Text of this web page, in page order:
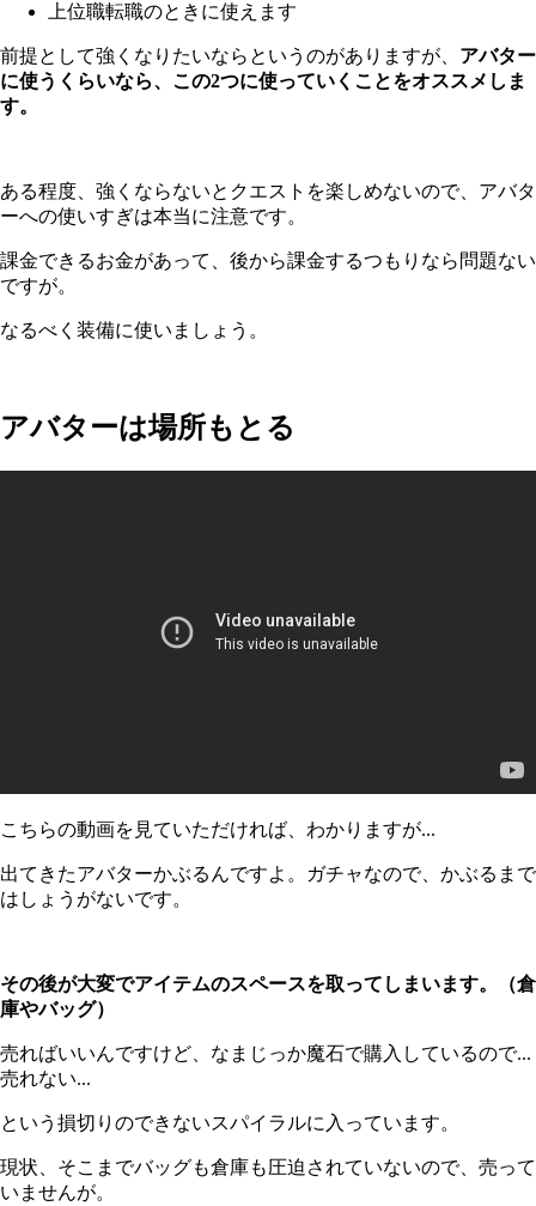
上位職転職のときに使えます
前提として強くなりたいならというのがありますが、 アバター
に使うくらいなら、この2つに使っていくことをオススメしま
す。
ある程度、強くならないとクエストを楽しめないので、アバタ
ーへの使いすぎは本当に注意です。
課金できるお金があって、後から課金するつもりなら問題ない
ですが。
なるべく装備に使いましょう。
アバターは場所もとる
こちらの動画を見ていただければ、わかりますが...
出てきたアバターかぶるんですよ。ガチャなので、かぶるまで
はしょうがないです。
その後が大変でアイテムのスペースを取ってしまいます。（倉
庫やバッグ）
売ればいいんですけど、なまじっか魔石で購入しているので...
売れない...
という損切りのできないスパイラルに入っています。
現状、そこまでバッグも倉庫も圧迫されていないので、売って
いませんが。